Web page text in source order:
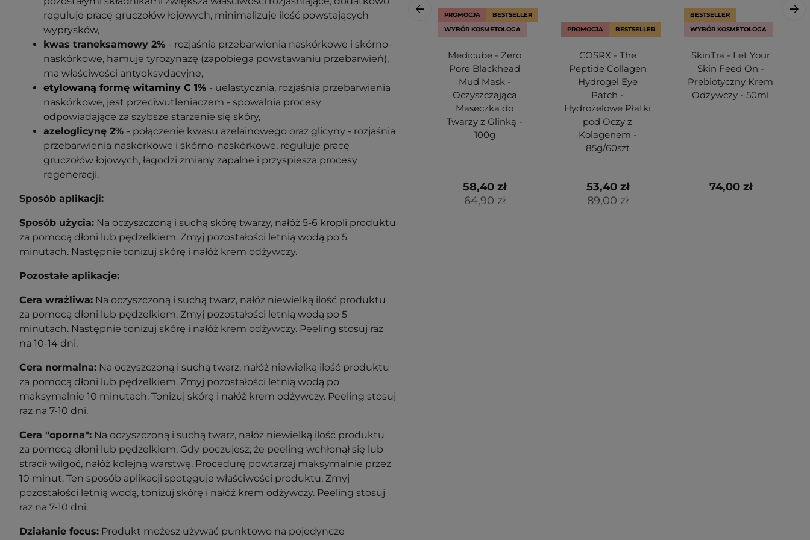
reguluje pracę gruczołów łojowych, minimalizuje ilość powstających
wyprysków,
kwas traneksamowy 2% - rozjaśnia przebarwienia naskórkowe i skórno-
naskórkowe, hamuje tyrozynazę (zapobiega powstawaniu przebarwień),
ma właściwości antyoksydacyjne,
etylowaną formę witaminy C 1% - uelastycznia, rozjaśnia przebarwienia
naskórkowe, jest przeciwutleniaczem - spowalnia procesy
odpowiadające za szybsze starzenie się skóry,
azeloglicynę 2% - połączenie kwasu azelainowego oraz glicyny - rozjaśnia
przebarwienia naskórkowe i skórno-naskórkowe, reguluje pracę
gruczołów łojowych, łagodzi zmiany zapalne i przyspiesza procesy
regeneracji.
Sposób aplikacji:
Sposób użycia: Na oczyszczoną i suchą skórę twarzy, nałóż 5-6 kropli produktu
za pomocą dłoni lub pędzelkiem. Zmyj pozostałości letnią wodą po 5
minutach. Następnie tonizuj skórę i nałóż krem odżywczy.
Pozostałe aplikacje:
Cera wrażliwa: Na oczyszczoną i suchą twarz, nałóż niewielką ilość produktu
za pomocą dłoni lub pędzelkiem. Zmyj pozostałości letnią wodą po 5
minutach. Następnie tonizuj skórę i nałóż krem odżywczy. Peeling stosuj raz
na 10-14 dni.
Cera normalna: Na oczyszczoną i suchą twarz, nałóż niewielką ilość produktu
za pomocą dłoni lub pędzelkiem. Zmyj pozostałości letnią wodą po
maksymalnie 10 minutach. Tonizuj skórę i nałóż krem odżywczy. Peeling stosuj
raz na 7-10 dni.
Cera "oporna": Na oczyszczoną i suchą twarz, nałóż niewielką ilość produktu
za pomocą dłoni lub pędzelkiem. Gdy poczujesz, że peeling wchłonął się lub
stracił wilgoć, nałóż kolejną warstwę. Procedurę powtarzaj maksymalnie przez
10 minut. Ten sposób aplikacji spotęguje właściwości produktu. Zmyj
pozostałości letnią wodą, tonizuj skórę i nałóż krem odżywczy. Peeling stosuj
raz na 7-10 dni.
Działanie focus: Produkt możesz używać punktowo na pojedyncze
PROMOCJA
BESTSELLER
WYBÓR KOSMETOLOGA
Medicube - Zero
Pore Blackhead
Mud Mask -
Oczyszczająca
Maseczka do
Twarzy z Glinką -
100g
64,90 zł
58,40 zł
PROMOCJA BESTSELLER
COSRX - The
Peptide Collagen
Hydrogel Eye
Patch -
Hydrożelowe Płatki
pod Oczy z
Kolagenem -
85g/60szt
89,00 zł
53,40 zł
BESTSELLER
WYBÓR KOSMETOLOGA
SkinTra - Let Your
Skin Feed On -
Prebiotyczny Krem
Odżywczy - 50ml
74,00 zł